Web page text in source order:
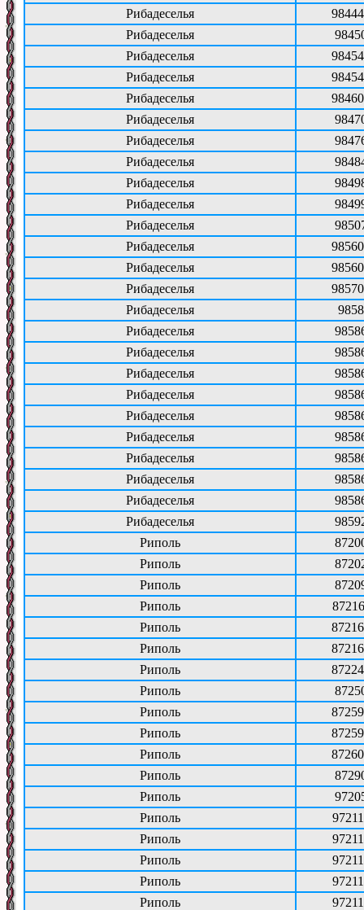
Рибадеселья
Рибадеселья
Рибадеселья
Рибадеселья
Рибадеселья
Рибадеселья
Рибадеселья
Рибадеселья
Рибадеселья
Рибадеселья
Рибадеселья
Рибадеселья
Рибадеселья
Рибадеселья
Рибадеселья
Рибадеселья
Рибадеселья
Рибадеселья
Рибадеселья
Рибадеселья
Рибадеселья
Рибадеселья
Рибадеселья
Рибадеселья
Рибадеселья
Риполь
Риполь
Риполь
Риполь
Риполь
Риполь
Риполь
Риполь
Риполь
Риполь
Риполь
Риполь
Риполь
Риполь
Риполь
Риполь
Риполь
Риполь